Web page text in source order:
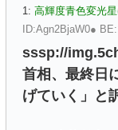
1: 高輝度青色変光
ID:Agn2BjaW0●
sssp://
首相、最終日
げていく」と